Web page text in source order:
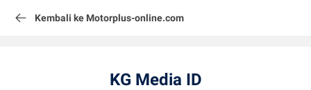
Kembali ke Motorplus-online.com
KG Media ID